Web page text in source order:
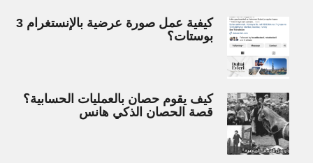
كيفية عمل صورة عرضية بالإنستغرام 3
بوستات؟
كيف يقوم حصان بالعمليات الحسابية؟
قصة الحصان الذكي هانس